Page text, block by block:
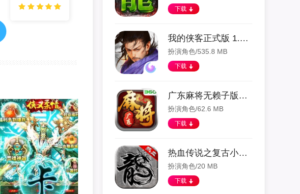
下载
我的侠客正式版 1.0.9 安卓版
扮演角色/535.8 MB
下载
广东麻将无赖子版本 6.2.1.0 安卓版
扮演角色/62.6 MB
下载
热血传说之复古小极品 1.0.62000 安卓版
扮演角色/20 MB
下载